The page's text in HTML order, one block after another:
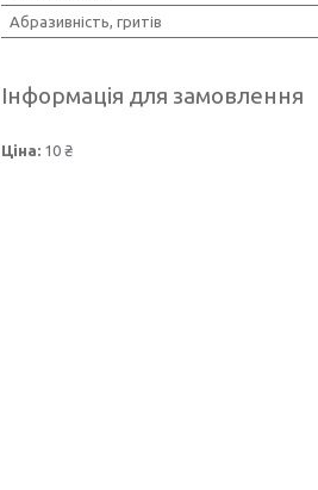
Абразивність, гритів
Інформація для замовлення
Ціна: 10 ₴